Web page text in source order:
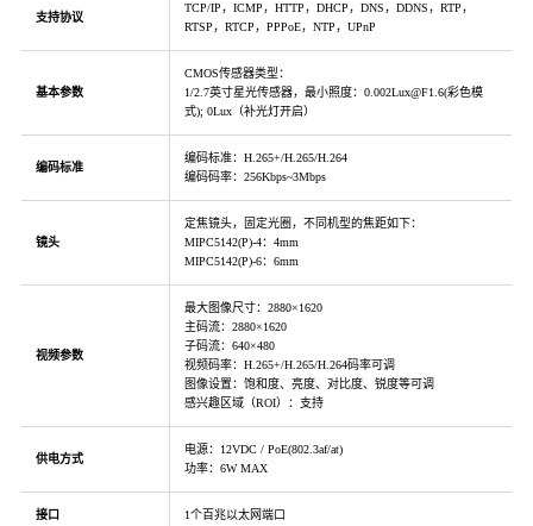
支持协议
TCP/IP，ICMP，HTTP，DHCP，DNS，DDNS，RTP，
RTSP，RTCP，PPPoE，NTP，UPnP
基本参数
CMOS传感器类型：
1/2.7英寸星光传感器，最小照度：0.002Lux@F1.6(彩色模
式); 0Lux（补光灯开启）
编码标准
编码标准：H.265+/H.265/H.264
编码码率：256Kbps~3Mbps
镜头
定焦镜头，固定光圈，不同机型的焦距如下：
MIPC5142(P)-4：4mm
MIPC5142(P)-6：6mm
视频参数
最大图像尺寸：2880×1620
主码流：2880×1620
子码流：640×480
视频码率：H.265+/H.265/H.264码率可调
图像设置：饱和度、亮度、对比度、锐度等可调
感兴趣区域（ROI）：支持
供电方式
电源：12VDC / PoE(802.3af/at)
功率：6W MAX
接口 1个百兆以太网端口